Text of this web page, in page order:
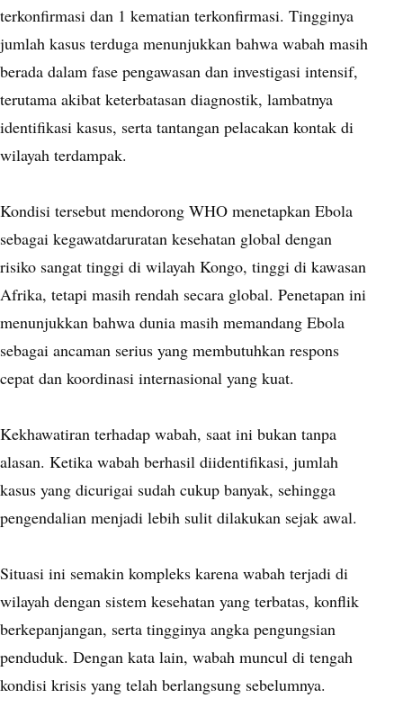
terkonfirmasi dan 1 kematian terkonfirmasi. Tingginya
jumlah kasus terduga menunjukkan bahwa wabah masih
berada dalam fase pengawasan dan investigasi intensif,
terutama akibat keterbatasan diagnostik, lambatnya
identifikasi kasus, serta tantangan pelacakan kontak di
wilayah terdampak.
Kondisi tersebut mendorong WHO menetapkan Ebola
sebagai kegawatdaruratan kesehatan global dengan
risiko sangat tinggi di wilayah Kongo, tinggi di kawasan
Afrika, tetapi masih rendah secara global. Penetapan ini
menunjukkan bahwa dunia masih memandang Ebola
sebagai ancaman serius yang membutuhkan respons
cepat dan koordinasi internasional yang kuat.
Kekhawatiran terhadap wabah, saat ini bukan tanpa
alasan. Ketika wabah berhasil diidentifikasi, jumlah
kasus yang dicurigai sudah cukup banyak, sehingga
pengendalian menjadi lebih sulit dilakukan sejak awal.
Situasi ini semakin kompleks karena wabah terjadi di
wilayah dengan sistem kesehatan yang terbatas, konflik
berkepanjangan, serta tingginya angka pengungsian
penduduk. Dengan kata lain, wabah muncul di tengah
kondisi krisis yang telah berlangsung sebelumnya.